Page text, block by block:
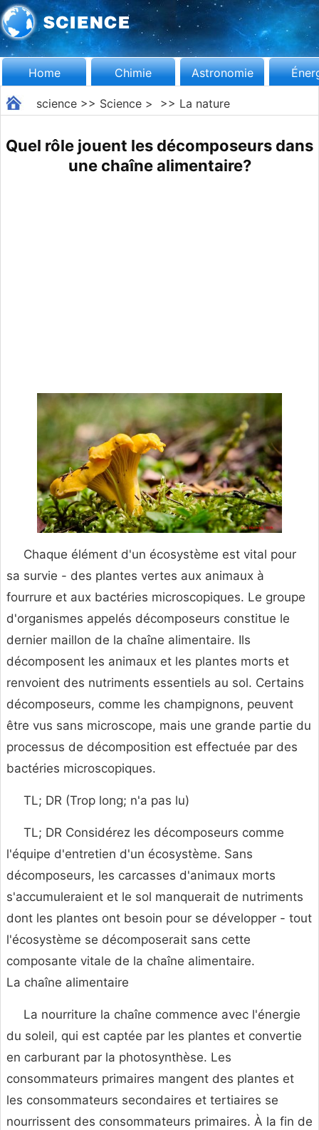
Home Chimie Astronomie
science>> Science> >> La nature
Quel rôle jouent les décomposeurs dans
une chaîne alimentaire?
Chaque élément d'un écosystème est vital pour
sa survie - des plantes vertes aux animaux à
fourrure et aux bactéries microscopiques. Le groupe
d'organismes appelés décomposeurs constitue le
dernier maillon de la chaîne alimentaire. Ils
décomposent les animaux et les plantes morts et
renvoient des nutriments essentiels au sol. Certains
décomposeurs, comme les champignons, peuvent
être vus sans microscope, mais une grande partie du
processus de décomposition est effectuée par des
bactéries microscopiques.
TL; DR (Trop long; n'a pas lu)
TL; DR Considérez les décomposeurs comme
l'équipe d'entretien d'un écosystème. Sans
décomposeurs, les carcasses d'animaux morts
s'accumuleraient et le sol manquerait de nutriments
dont les plantes ont besoin pour se développer - tout
l'écosystème se décomposerait sans cette
composante vitale de la chaîne alimentaire.
La chaîne alimentaire
La nourriture la chaîne commence avec l'énergie
du soleil, qui est captée par les plantes et convertie
en carburant par la photosynthèse. Les
consommateurs primaires mangent des plantes et
les consommateurs secondaires et tertiaires se
nourrissent des consommateurs primaires. À la fin de